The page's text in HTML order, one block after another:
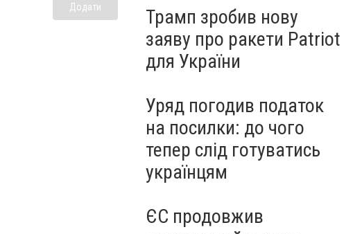
Додати
Трамп зробив нову
заяву про ракети Patriot
для України
Уряд погодив податок
на посилки: до чого
тепер слід готуватись
українцям
ЄС продовжив